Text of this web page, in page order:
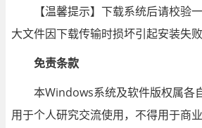
【温馨提示】下载系统后请校验
大文件因下载传输时损坏引起安装失败
免责条款
本Windows系统及软件版权属各
用于个人研究交流使用，不得用于商